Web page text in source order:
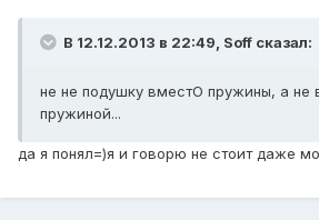
В 12.12.2013 в 22:49, Soff сказал:
не не подушку вместО пружины, а не
пружиной...
да я понял=)я и говорю не стоит даже